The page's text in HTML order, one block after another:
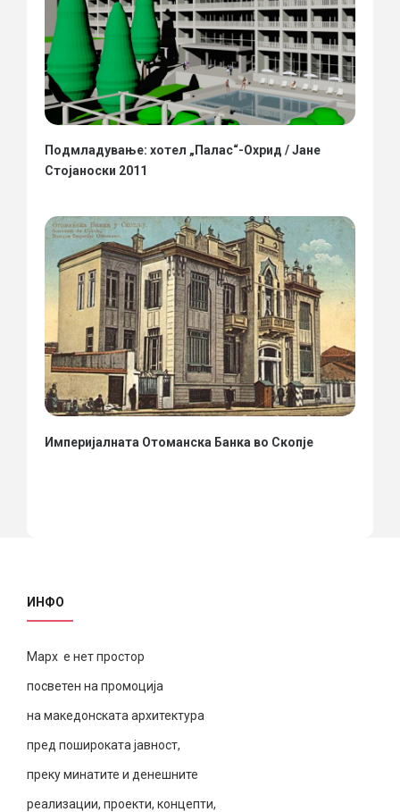
Подмладување: хотел „Палас“-Охрид / Јане
Стојаноски 2011
Империјалната Отоманска Банка во Скопје
ИНФО
Марх е нет простор
посветен на промоција
на македонската архитектура
пред пошироката јавност,
преку минатите и денешните
реализации, проекти, концепти,